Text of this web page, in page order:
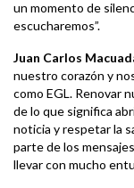
un momento de
escucharemos”.
Juan Carlos
nuestro corazón y
como EGL. Renovar
de lo que significa
noticia y respetar la
parte de los
llevar con mucho